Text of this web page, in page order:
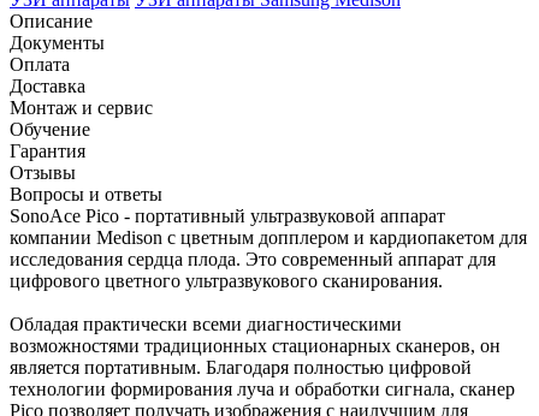
Описание
Документы
Оплата
Доставка
Монтаж и сервис
Обучение
Гарантия
Отзывы
Вопросы и ответы
SonoAce Pico - портативный ультразвуковой аппарат
компании Medison с цветным допплером и кардиопакетом для
исследования сердца плода. Это современный аппарат для
цифрового цветного ультразвукового сканирования.
Обладая практически всеми диагностическими
возможностями традиционных стационарных сканеров, он
является портативным. Благодаря полностью цифровой
технологии формирования луча и обработки сигнала, сканер
Pico позволяет получать изображения с наилучшим для